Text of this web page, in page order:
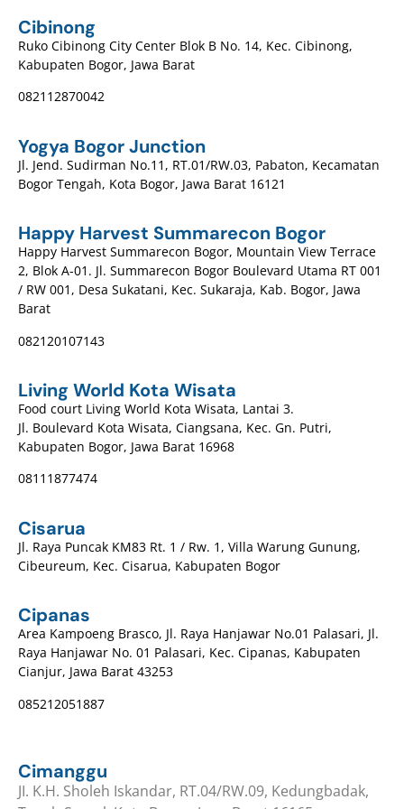
Cibinong
Ruko Cibinong City Center Blok B No. 14, Kec. Cibinong,
Kabupaten Bogor, Jawa Barat
082112870042
Yogya Bogor Junction
Jl. Jend. Sudirman No.11, RT.01/RW.03, Pabaton, Kecamatan
Bogor Tengah, Kota Bogor, Jawa Barat 16121
Happy Harvest Summarecon Bogor
Happy Harvest Summarecon Bogor, Mountain View Terrace
2, Blok A-01. Jl. Summarecon Bogor Boulevard Utama RT 001
/ RW 001, Desa Sukatani, Kec. Sukaraja, Kab. Bogor, Jawa
Barat
082120107143
Living World Kota Wisata
Food court Living World Kota Wisata, Lantai 3.
Jl. Boulevard Kota Wisata, Ciangsana, Kec. Gn. Putri,
Kabupaten Bogor, Jawa Barat 16968
08111877474
Cisarua
Jl. Raya Puncak KM83 Rt. 1 / Rw. 1, Villa Warung Gunung,
Cibeureum, Kec. Cisarua, Kabupaten Bogor
Cipanas
Area Kampoeng Brasco, Jl. Raya Hanjawar No.01 Palasari, Jl.
Raya Hanjawar No. 01 Palasari, Kec. Cipanas, Kabupaten
Cianjur, Jawa Barat 43253
085212051887
Cimanggu
JI. K.H. Sholeh Iskandar, RT.04/RW.09, Kedungbadak,